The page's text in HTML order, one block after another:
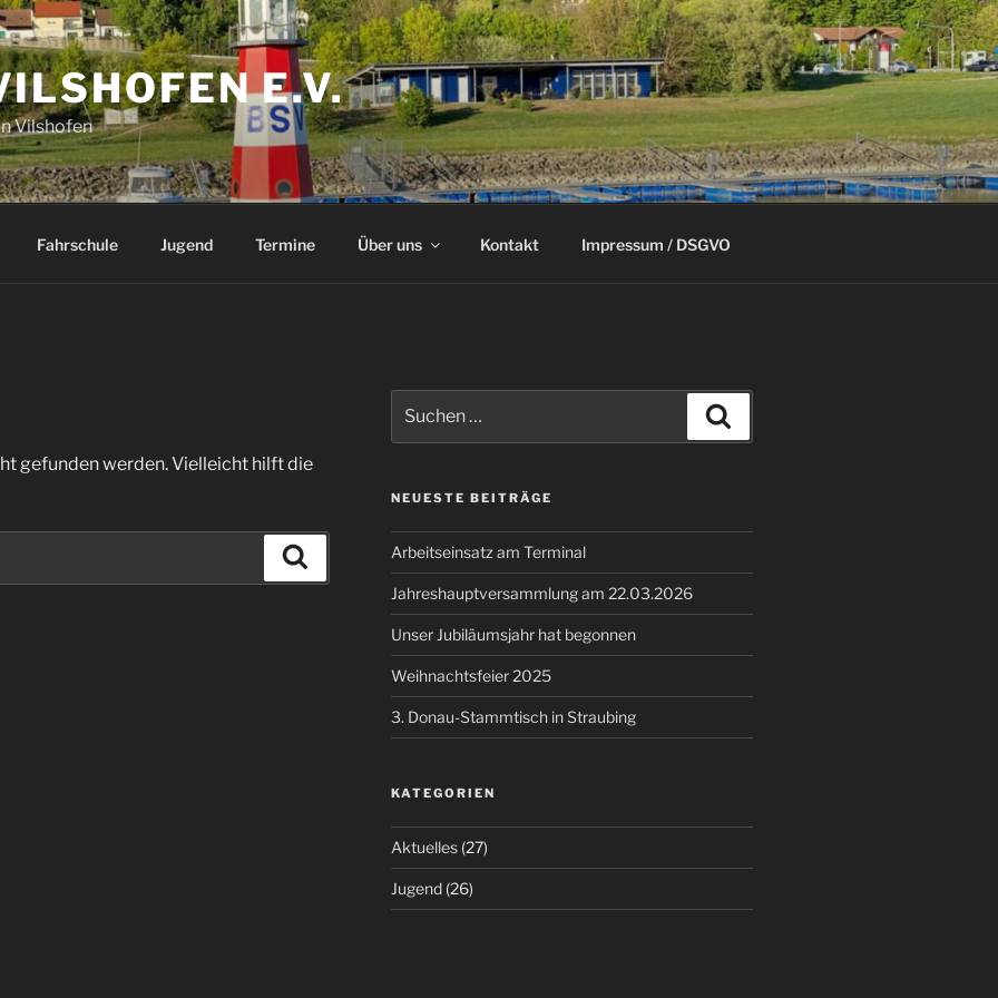
E.V.
Vilshofen
Fahrschule Jugend Termine Über uns Kontakt Impressum / DSGVO
gefunden werden. Vielleicht hilft die
nach:
NEUESTE BEITRÄGE
Arbeitseinsatz am Terminal
Jahreshauptversammlung am 22.03.2026
Unser Jubiläumsjahr hat begonnen
Weihnachtsfeier 2025
3. Donau-Stammtisch in Straubing
KATEGORIEN
Aktuelles(27)
Jugend(26)